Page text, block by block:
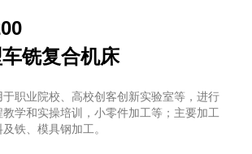
铣复合机床
职业院校、高校创客创新实验室等，进行
学和实操培训，小零件加工等；主要加工
铁、模具钢加工。